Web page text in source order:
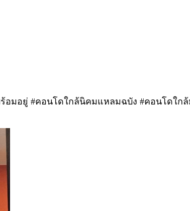
อยู่ #คอนโดใกล้นิคมแหลมฉบัง #คอนโดใกล้ม